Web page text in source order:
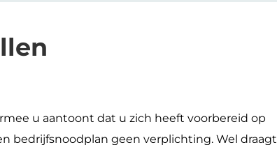
u aantoont dat u zich heeft voorbereid op
bedrijfsnoodplan geen verplichting. Wel draagt